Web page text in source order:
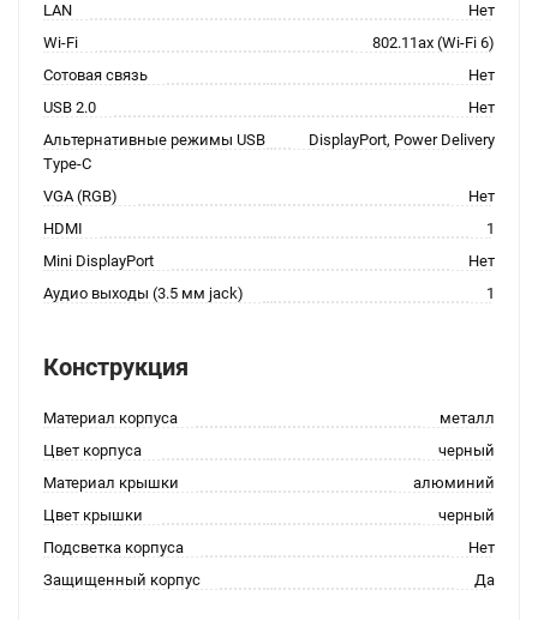
LAN
Нет
Wi-Fi
802.11ax (Wi-Fi 6)
Сотовая связь
Нет
USB 2.0
Нет
Альтернативные режимы USB
Type-C
DisplayPort, Power Delivery
VGA (RGB)
Нет
HDMI
1
Mini DisplayPort
Нет
Аудио выходы (3.5 мм jack)
1
Конструкция
Материал корпуса
металл
Цвет корпуса
черный
Материал крышки
алюминий
Цвет крышки
черный
Подсветка корпуса
Нет
Защищенный корпус
Да